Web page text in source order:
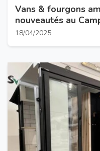
Vans & fourgons
nouveautés au
Brissac 2025 ?
18/04/2025